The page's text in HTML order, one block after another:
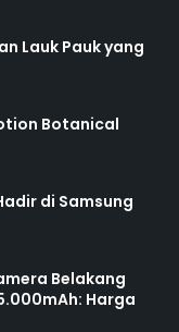
Lauk Pauk yang
Botanical
di Samsung
Belakang
Harga